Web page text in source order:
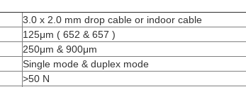
3.0 x 2.0 mm drop cable or indoor cable
125μm ( 652 & 657 )
250μm & 900μm
Single mode & duplex mode
>50 N